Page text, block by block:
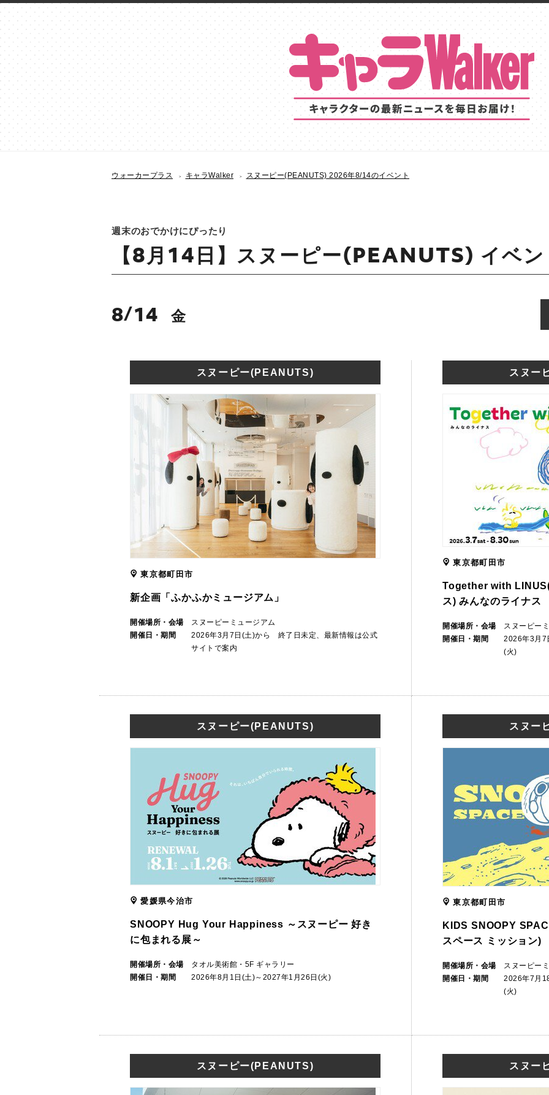
ウォーカープラス キャラWalker スヌーピー(PEANUTS) 2026年8/14のイベント
週末のおでかけにぴったり
【8月14日】スヌーピー(PEANUTS) イベ
8/14 金
スヌーピー(PEANUTS)
東京都町田市
新企画「ふかふかミュージアム」
開催場所・会場
スヌーピーミュージアム
開催日・期間
2026年3月7日(土)から 終了日未定、最新情報は公式
サイトで案内
スヌー
東京都町田市
Together with
ス) みんなのライナス
開催場所・会場
スヌーピー
開催日・期間
2026年3月
(火)
スヌーピー(PEANUTS)
愛媛県今治市
SNOOPY Hug Your Happiness ～スヌーピー 好き
に包まれる展～
開催場所・会場
タオル美術館・5F ギャラリー
開催日・期間
2026年8月1日(土)～2027年1月26日(火)
スヌー
東京都町田市
KIDS SNOOPY
スペース ミッション)
開催場所・会場
スヌーピー
開催日・期間
2026年7月
(火)
スヌーピー(PEANUTS) スヌー